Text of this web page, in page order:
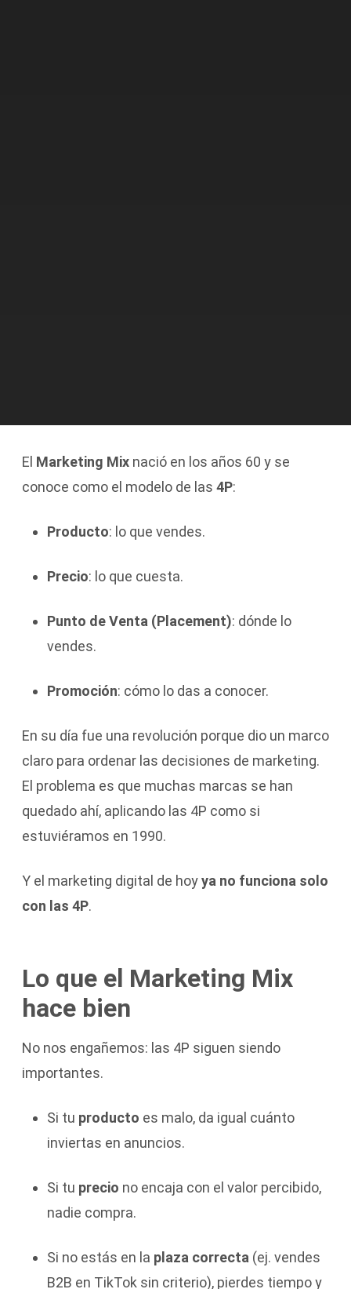
El Marketing Mixnació en los años 60 y se
conoce como el modelo de las 4P:
Producto: lo que vendes.
Precio: lo que cuesta.
Punto de Venta (Placement): dónde lo
vendes.
Promoción: cómo lo das a conocer.
En su día fue una revolución porque dio un marco
claro para ordenar las decisiones de marketing.
El problema es que muchas marcas se han
quedado ahí, aplicando las 4P como si
estuviéramos en 1990.
Y el marketing digital de hoyya no funciona solo
con las 4P.
Lo que el Marketing Mix
hace bien
No nos engañemos: las 4P siguen siendo
importantes.
Si tu producto es malo, da igual cuánto
inviertas en anuncios.
Si tu precio no encaja con el valor percibido,
nadie compra.
Si no estás en la plaza correcta (ej. vendes
B2B en TikTok sin criterio), pierdes tiempo y